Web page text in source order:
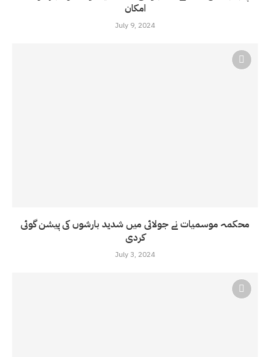
امکان
July 9, 2024
محکمہ موسمیات نے جولائی میں شدید بارشوں کی پیشن گوئی
کردی
July 3, 2024